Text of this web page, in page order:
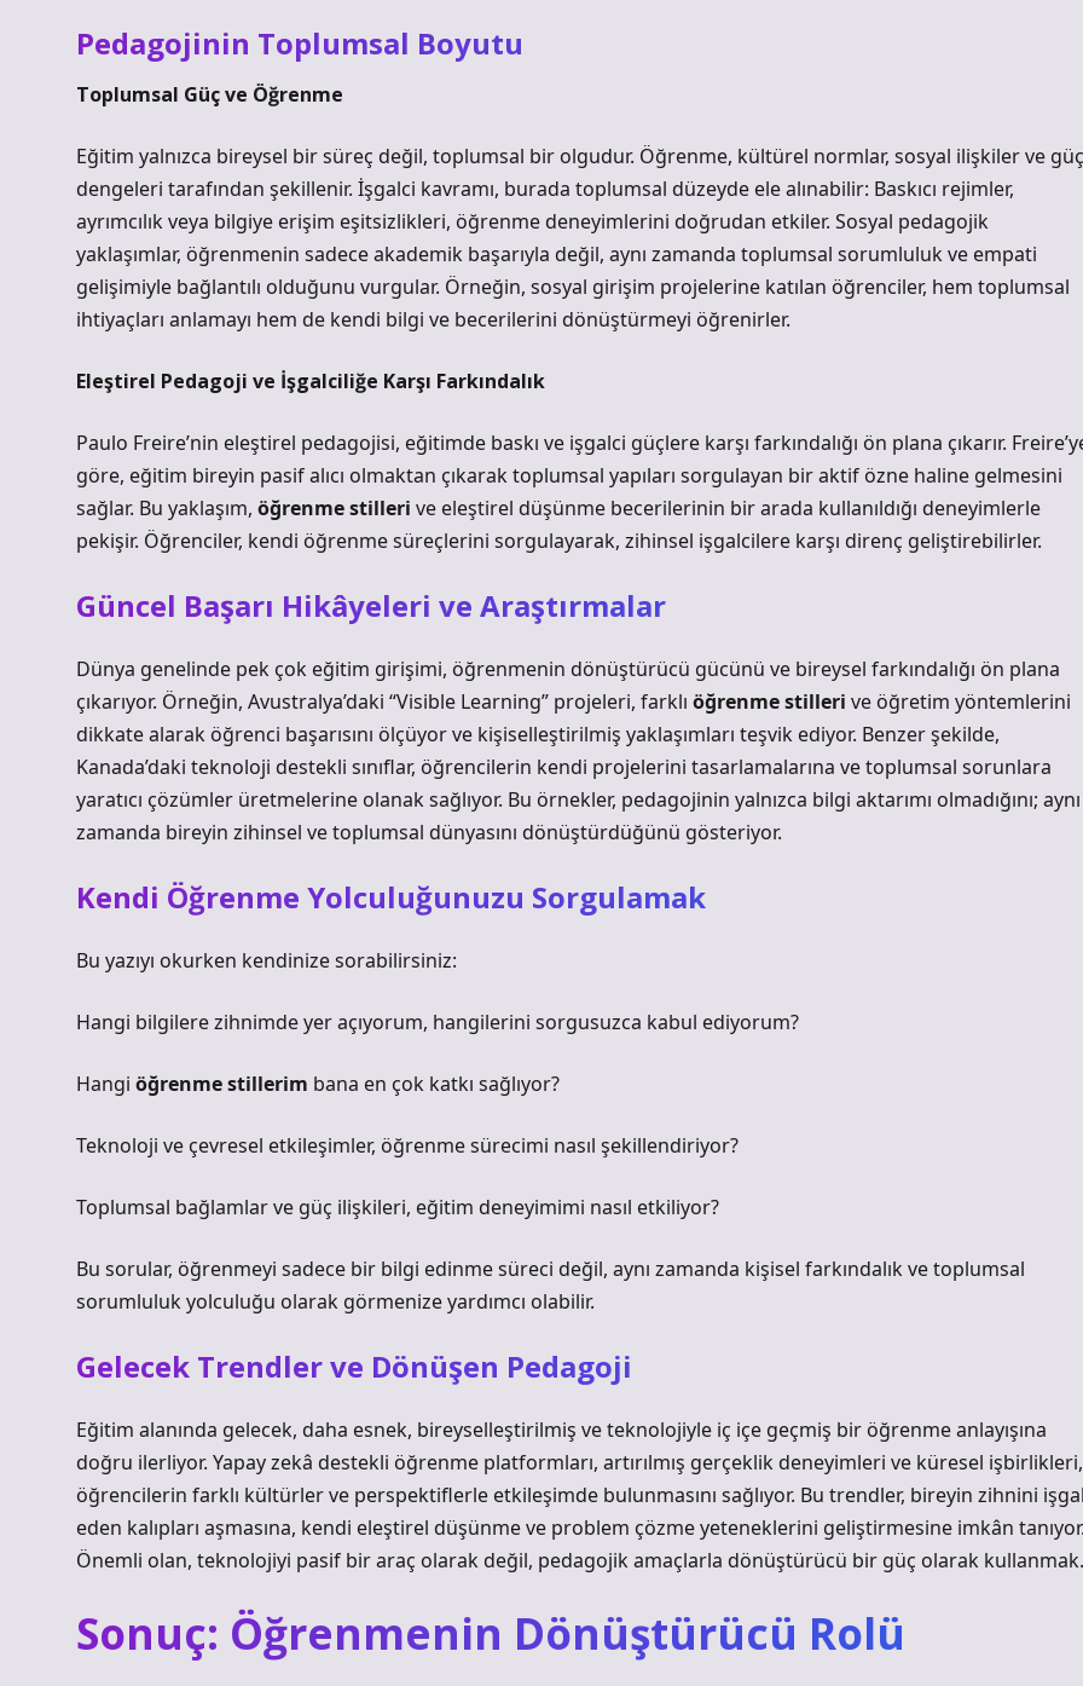
Pedagojinin Toplumsal Boyutu
Toplumsal Güç ve Öğrenme
Eğitim yalnızca bireysel bir süreç değil, toplumsal bir olgudur. Öğrenme, kültürel normlar, sosyal ilişkiler ve güç
dengeleri tarafından şekillenir. İşgalci kavramı, burada toplumsal düzeyde ele alınabilir: Baskıcı rejimler,
ayrımcılık veya bilgiye erişim eşitsizlikleri, öğrenme deneyimlerini doğrudan etkiler. Sosyal pedagojik
yaklaşımlar, öğrenmenin sadece akademik başarıyla değil, aynı zamanda toplumsal sorumluluk ve empati
gelişimiyle bağlantılı olduğunu vurgular. Örneğin, sosyal girişim projelerine katılan öğrenciler, hem toplumsal
ihtiyaçları anlamayı hem de kendi bilgi ve becerilerini dönüştürmeyi öğrenirler.
Eleştirel Pedagoji ve İşgalciliğe Karşı Farkındalık
Paulo Freire’nin eleştirel pedagojisi, eğitimde baskı ve işgalci güçlere karşı farkındalığı ön plana çıkarır.
göre, eğitim bireyin pasif alıcı olmaktan çıkarak toplumsal yapıları sorgulayan bir aktif özne haline gelmesini
sağlar. Bu yaklaşım, öğrenme stilleri ve eleştirel düşünme becerilerinin bir arada kullanıldığı deneyimlerle
pekişir. Öğrenciler, kendi öğrenme süreçlerini sorgulayarak, zihinsel işgalcilere karşı direnç geliştirebilirler.
Güncel Başarı Hikâyeleri ve Araştırmalar
Dünya genelinde pek çok eğitim girişimi, öğrenmenin dönüştürücü gücünü ve bireysel farkındalığı ön plana
çıkarıyor. Örneğin, Avustralya’daki “Visible Learning” projeleri, farklı öğrenme stilleri ve öğretim yöntemlerini
dikkate alarak öğrenci başarısını ölçüyor ve kişiselleştirilmiş yaklaşımları teşvik ediyor. Benzer şekilde,
Kanada’daki teknoloji destekli sınıflar, öğrencilerin kendi projelerini tasarlamalarına ve toplumsal sorunlara
yaratıcı çözümler üretmelerine olanak sağlıyor. Bu örnekler, pedagojinin yalnızca bilgi aktarımı olmadığını; aynı
zamanda bireyin zihinsel ve toplumsal dünyasını dönüştürdüğünü gösteriyor.
Kendi Öğrenme Yolculuğunuzu Sorgulamak
Bu yazıyı okurken kendinize sorabilirsiniz:
Hangi bilgilere zihnimde yer açıyorum, hangilerini sorgusuzca kabul ediyorum?
Hangi öğrenme stillerim bana en çok katkı sağlıyor?
Teknoloji ve çevresel etkileşimler, öğrenme sürecimi nasıl şekillendiriyor?
Toplumsal bağlamlar ve güç ilişkileri, eğitim deneyimimi nasıl etkiliyor?
Bu sorular, öğrenmeyi sadece bir bilgi edinme süreci değil, aynı zamanda kişisel farkındalık ve toplumsal
sorumluluk yolculuğu olarak görmenize yardımcı olabilir.
Gelecek Trendler ve Dönüşen Pedagoji
Eğitim alanında gelecek, daha esnek, bireyselleştirilmiş ve teknolojiyle iç içe geçmiş bir öğrenme anlayışına
doğru ilerliyor. Yapay zekâ destekli öğrenme platformları, artırılmış gerçeklik deneyimleri ve küresel işbirlikleri,
öğrencilerin farklı kültürler ve perspektiflerle etkileşimde bulunmasını sağlıyor. Bu trendler, bireyin zihnini
eden kalıpları aşmasına, kendi eleştirel düşünmeve problem çözme yeteneklerini geliştirmesine imkân
Önemli olan, teknolojiyi pasif bir araç olarak değil, pedagojik amaçlarla dönüştürücü bir güç olarak kullanmak.
Sonuç: Öğrenmenin Dönüştürücü Rolü